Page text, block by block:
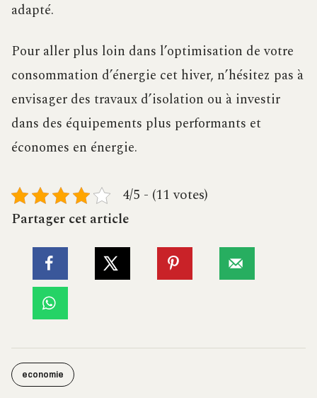
adapté.
Pour aller plus loin dans l’optimisation de votre
consommation d’énergie cet hiver, n’hésitez pas à
envisager des travaux d’isolation ou à investir
dans des équipements plus performants et
économes en énergie.
4/5 - (11 votes)
Partager cet article
economie